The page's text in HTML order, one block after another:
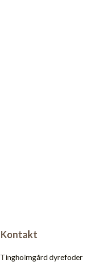
Kontakt
Tingholmgård dyrefoder